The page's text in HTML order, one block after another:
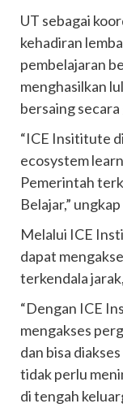
UT sebagai
kehadiran
pembelajaran
menghasilkan
bersaing secara
“ICE Insititute
ecosystem
Pemerintah
Belajar,”
Melalui ICE
dapat
terkendala
“Dengan ICE
mengakses
dan bisa
tidak perlu
di tengah